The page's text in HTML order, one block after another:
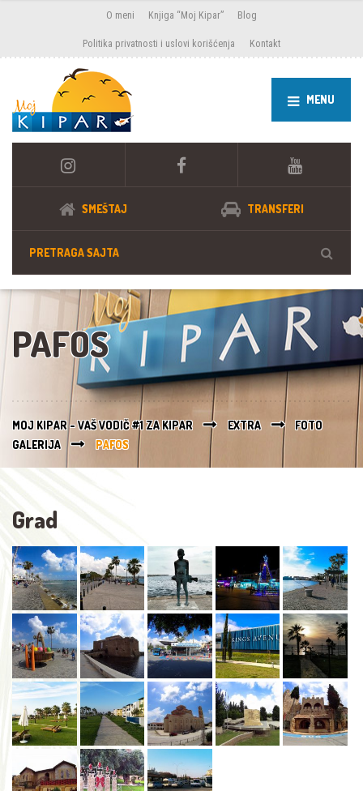
O meni Knjiga “Moj Kipar” Blog
Politika privatnosti i uslovi korišćenja Kontakt
MENU
SMEŠTAJ TRANSFERI
PAFOS
MOJ KIPAR - VAŠ VODIČ #1 ZA KIPAR EXTRA
FOTO
GALERIJA
PAFOS
Grad